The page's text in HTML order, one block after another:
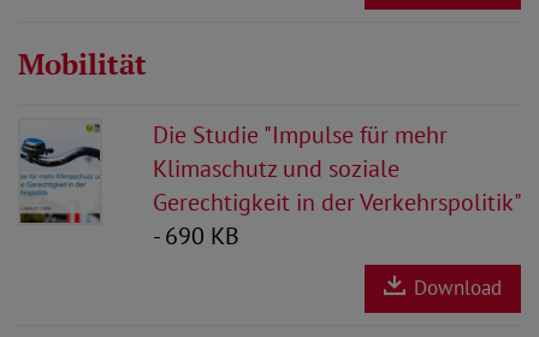
Mobilität
Die Studie "Impulse für mehr
Klimaschutz und soziale
Gerechtigkeit in der Verkehrspolitik"
- 690 KB
Download